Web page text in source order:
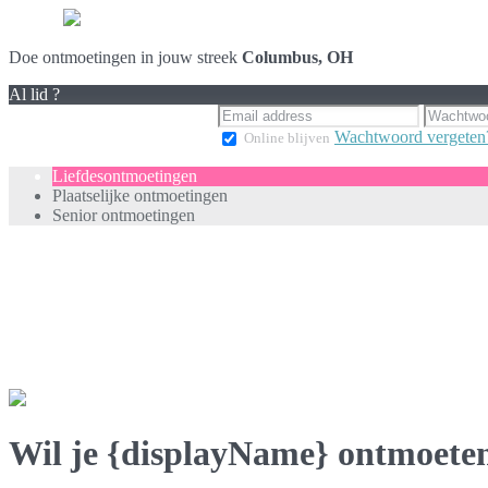
Doe ontmoetingen in jouw streek Columbus, OH
Al lid ?
Online blijven Wachtwoord
Liefdesontmoetingen
Plaatselijke ontmoetingen
Senior ontmoetingen
Wil je {displayName}